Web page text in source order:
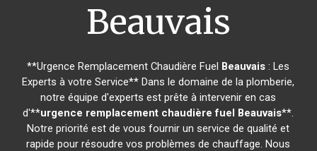
Beauvais
**Urgence Remplacement Chaudière Fuel Beauvais : Les
Experts à votre Service** Dans le domaine de la plomberie,
notre équipe d'experts est prête à intervenir en cas
d'**urgence remplacement chaudière fuel Beauvais**.
Notre priorité est de vous fournir un service de qualité et
rapide pour résoudre vos problèmes de chauffage. Nous